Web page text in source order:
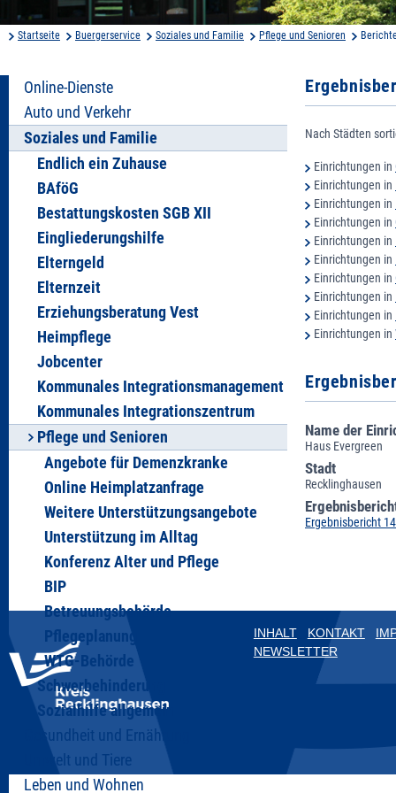
Startseite Buergerservice Soziales und Familie Pflege und Senioren
Online-Dienste
Auto und Verkehr
Soziales und Familie
Endlich ein Zuhause
BAföG
Bestattungskosten SGB XII
Eingliederungshilfe
Elterngeld
Elternzeit
Erziehungsberatung Vest
Heimpflege
Jobcenter
Kommunales Integrationsmanagement
Kommunales Integrationszentrum
Pflege und Senioren
Angebote für Demenzkranke
Online Heimplatzanfrage
Weitere Unterstützungsangebote
Unterstützung im Alltag
Konferenz Alter und Pflege
BIP
Betreuungsbehörde
Pflegeplanung
WTG-Behörde
Schwerbehinderung
Sozialhilfe allgemein
Gesundheit und Ernährung
Umwelt und Tiere
Leben und Wohnen
Nach Städten
Einrichtungen in
Einrichtungen in
Einrichtungen in
Einrichtungen in
Einrichtungen in
Einrichtungen in
Einrichtungen in
Einrichtungen in
Einrichtungen in
Einrichtungen in
Name der
Haus Evergreen
Stadt
Recklinghausen
Ergebnisbericht
INHALT KONTAKT
NEWSLETTER